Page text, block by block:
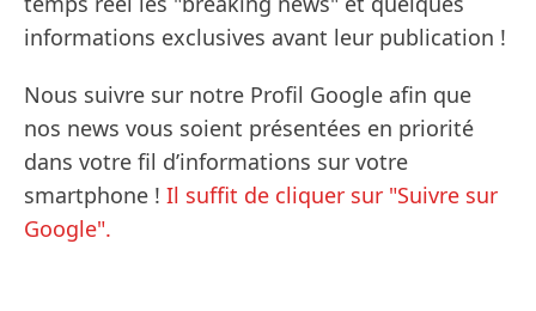
informations exclusives avant leur publication !
Nous suivre sur notre Profil Google afin que
nos news vous soient présentées en priorité
dans votre fil d’informations sur votre
smartphone ! Il suffit de cliquer sur "Suivre sur
Google".